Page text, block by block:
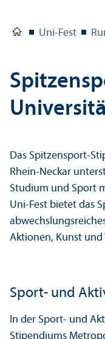
Uni-Fest
Das Spitzensport-
Rhein-Neckar
Studium und Sport
Uni-Fest bietet das
Aktionen, Kunst
Sport- und
In der Sport- und
Stipendiums